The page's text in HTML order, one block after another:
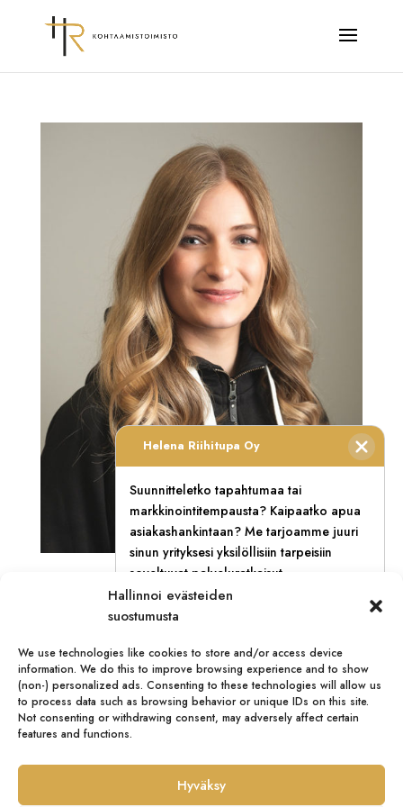
Hallinnoi evästeiden
suostumusta
We use technologies like cookies to store and/or access device
information. We do this to improve browsing experience and to show
(non-) personalized ads. Consenting to these technologies will allow us
to process data such as browsing behavior or unique IDs on this site.
Not consenting or withdrawing consent, may adversely affect certain
features and functions.
Hyväksy
Projektiassistentti Julia palasi kesäksi
kohtaamistoimistoon – Vaihto-opinnot
syvensivät ymmärrystä kaupallisen alan
heinä 12, 2024
Viime kesänä projektiassistenttina debytoinut Julia
Podkolina työskentelee tänäkin vuonna
kohtaamistoimiston kesätyöntekijänä. Siinä missä
tapahtumakentillä, tänä kesänä Julian työ painottuu
Helena Riihitupa Oy
Suunnitteletko tapahtumaa tai
markkinointitempausta? Kaipaatko apua
asiakashankintaan? Me tarjoamme juuri
sinun yrityksesi yksilöllisiin tarpeisiin
soveltuvat palveluratkaisut.
+358 400 767 571
Nimi / Yritys(Pakollinen)
Sähköposti